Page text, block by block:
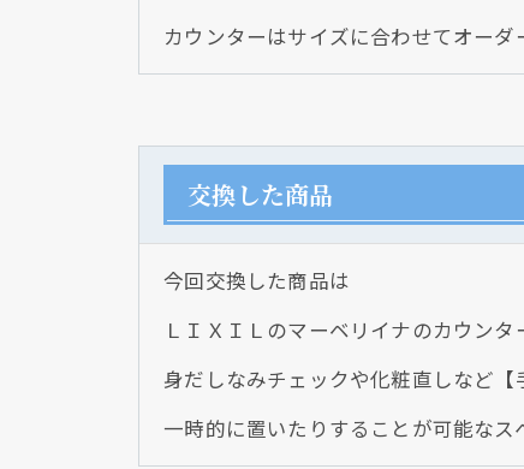
カウンターはサイズに合わせてオーダ
交換した商品
今回交換した商品は
ＬＩＸＩＬのマーベリイナのカウンタ
身だしなみチェックや化粧直しなど
一時的に置いたりすることが可能なス